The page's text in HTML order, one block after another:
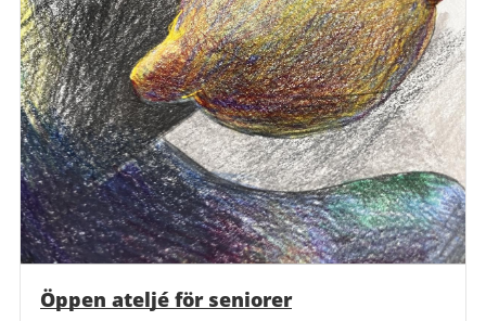
Öppen ateljé för seniorer